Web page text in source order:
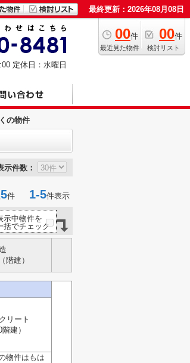
最終更新：2026年08月08日
00件
最近見た物件
00件
検討リスト
定休日：水曜日
の物件
示件数：
5件 1-5件表示
示中物件を
括でチェック
階建）
リート
建）
物件はもは